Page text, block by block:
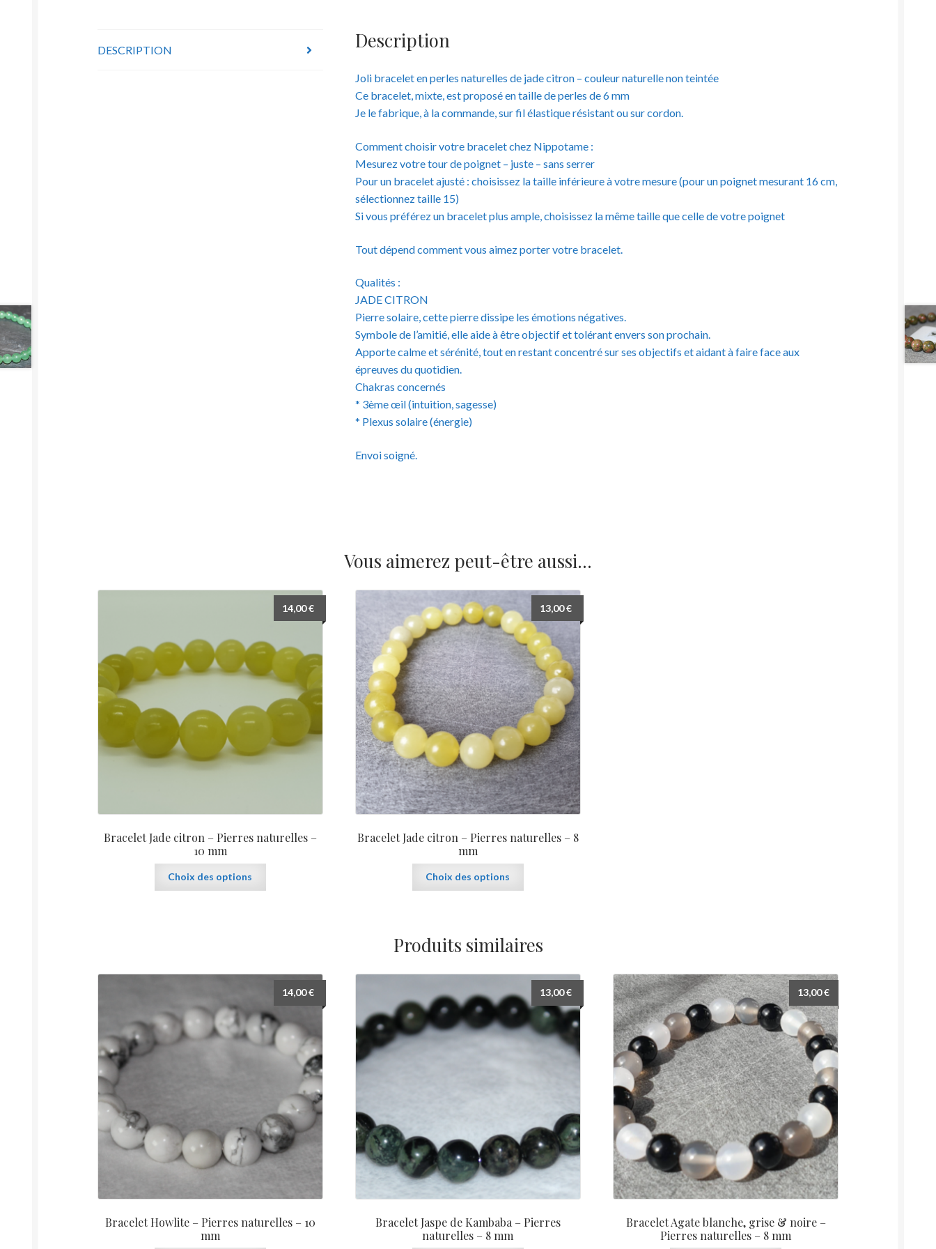
DESCRIPTION Description
Joli bracelet en perles naturelles de jade citron – couleur naturelle non teintée
Ce bracelet, mixte, est proposé en taille de perles de 6 mm
Je le fabrique, à la commande, sur fil élastique résistant ou sur cordon.
Comment choisir votre bracelet chez Nippotame :
Mesurez votre tour de poignet – juste – sans serrer
Pour un bracelet ajusté : choisissez la taille inférieure à votre mesure (pour un poignet mesurant 16 cm,
sélectionnez taille 15)
Si vous préférez un bracelet plus ample, choisissez la même taille que celle de votre poignet
Tout dépend comment vous aimez porter votre bracelet.
Qualités :
JADE CITRON
Pierre solaire, cette pierre dissipe les émotions négatives.
Symbole de l’amitié, elle aide à être objectif et tolérant envers son prochain.
Apporte calme et sérénité, tout en restant concentré sur ses objectifs et aidant à faire face aux
épreuves du quotidien.
Chakras concernés
* 3ème œil (intuition, sagesse)
* Plexus solaire (énergie)
Envoi soigné.
Vous aimerez peut-être aussi…
Bracelet Jade citron – Pierres naturelles –
10 mm
14,00€
Choix des options
peuvent
être
choisies
sur
la
Bracelet Jade citron – Pierres naturelles – 8
mm
13,00€
Choix des options
Les
peuvent
être
choisies
sur
la
Produits similaires
Bracelet Howlite – Pierres naturelles – 10
mm
14,00€
Bracelet Jaspe de Kambaba – Pierres
naturelles – 8 mm
13,00€
Bracelet Agate blanche, grise & noire –
Pierres naturelles – 8 mm
13,00€